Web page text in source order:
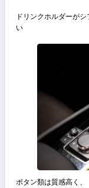
複雑な構成ながら
く質感は高い
国産車の同価格帯